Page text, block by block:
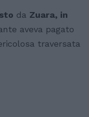
da Zuara, in
aveva pagato
traversata